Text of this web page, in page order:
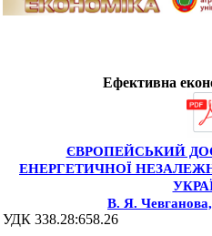
Ефективна
ЄВРОПЕЙСЬКИЙ
ЕНЕРГЕТИЧНОЇ
В. Я.
УДК 338.28:658.26